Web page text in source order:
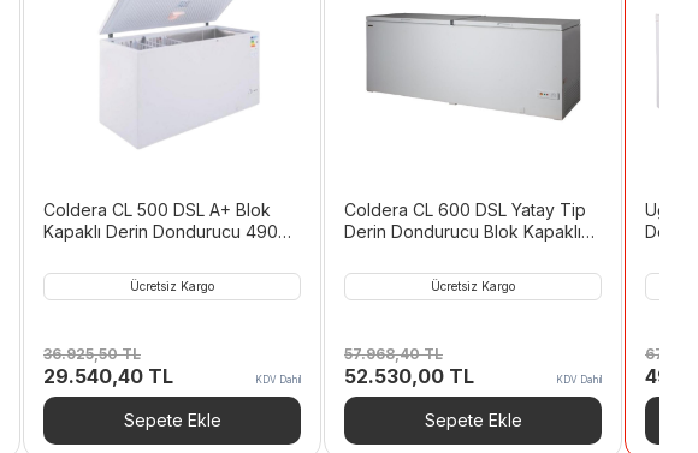
Coldera CL 500 DSL A+ Blok
Kapaklı Derin Dondurucu 490
Ücretsiz Kargo
36.925,50TL
Orijinal
fiyat:
36.925,50 TL.
29.540,40 TLŞu
andaki
fiyat:
29.540,40 TL.
KDV Dahil
Sepete Ekle
Coldera CL 600 DSL Yatay Tip
Derin Dondurucu Blok Kapaklı
Ücretsiz Kargo
57.968,40TL
Orijinal
fiyat:
57.968,40 TL.
52.530,00 TLŞu
andaki
fiyat:
52.530,00 TL.
KDV Dahil
Sepete Ekle
Uğur
fiyat: